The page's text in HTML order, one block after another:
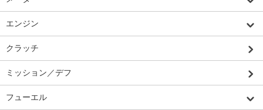
エンジン
クラッチ
ミッション／デフ
フューエル